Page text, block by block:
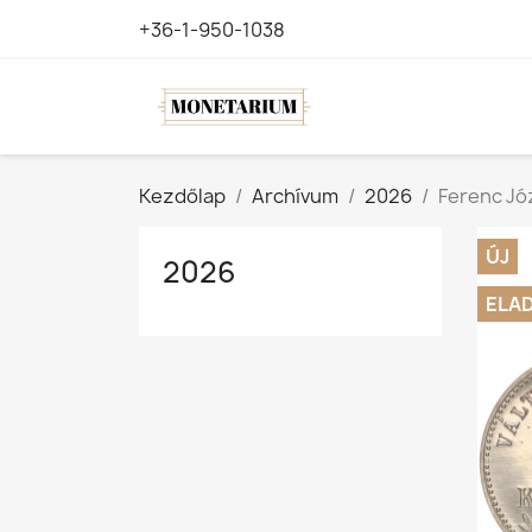
+36-1-950-1038
Kezdőlap Archívum 2026 Ferenc
2026
ÚJ